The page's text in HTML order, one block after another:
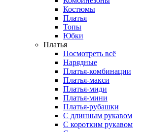
Костюмы
Платья
Топы
Юбки
Платья
Посмотреть всё
Нарядные
Платья-комбинации
Платья-макси
Платья-миди
Платья-мини
Платья-рубашки
С длинным рукавом
С коротким рукавом